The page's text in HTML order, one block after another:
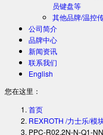
员键盘等
其他品牌/温控
公司简介
品牌中心
新闻资讯
联系我们
English
您在这里：
首页
REXROTH /力士乐/模
PPC-R02.2N-N-Q1-